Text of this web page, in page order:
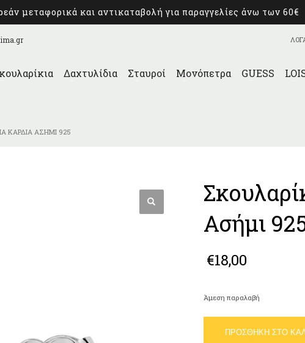
μεταφορικά και αντικαταβολή για παραγγελίες άνω των 60€
Δαχτυλίδια Σταυροί Μονόπετρα GUESS
ΚΑΡΔΙΆ ΑΣΉΜΙ 925
Ασήμι
€18,00
Άμεση παραλαβή
ΚαρδιάΠΡΟΣΘΉΚΗ ΣΤΟ